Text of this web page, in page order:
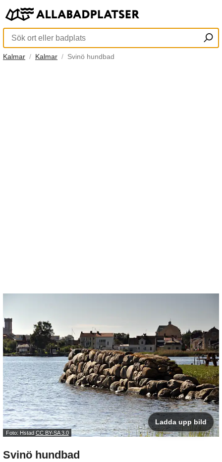
Kalmar Kalmar Svinö hundbad
Foto: Hstad CC BY-SA 3.0
Ladda upp bild
Svinö hundbad